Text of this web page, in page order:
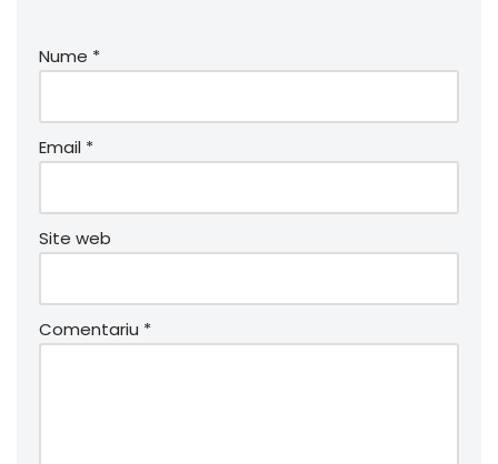
Nume *
Email *
Site web
Comentariu *